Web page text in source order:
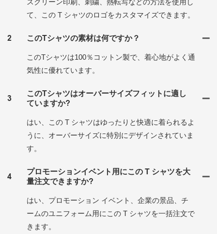
て、この T シャツのロゴをカスタマイズできます。
2 このTシャツの素材は何ですか？
このTシャツは100％コットン製で、着心地がよく通
気性に優れています。
3
このTシャツはオーバーサイズフィットに適し
ていますか?
はい、この T シャツはゆったりと快適に着られるよ
うに、オーバーサイズに特別にデザインされていま
す。
4
プロモーションイベント用にこの T シャツを大
量注文できますか?
はい、プロモーション イベント、企業の景品、チ
ームのユニフォーム用にこの T シャツを一括注文で
きます。